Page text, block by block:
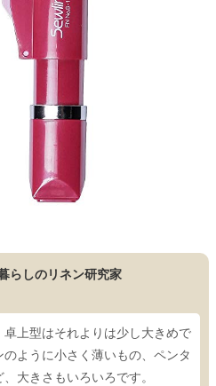
らしのリネン研究家
上型はそれよりは少し大きめで
ように小さく薄いもの、ペンタ
大きさもいろいろです。